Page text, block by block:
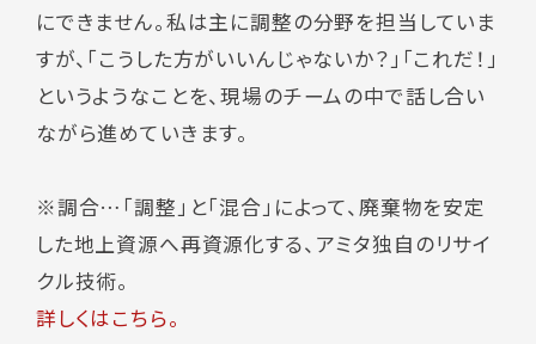
にできません。私は主に調整の分野を担当していま
すが、「こうした方がいいんじゃないか？」「これだ！」
というようなことを、現場のチームの中で話し合い
ながら進めていきます。
※調合…「調整」と「混合」によって、廃棄物を安定
した地上資源へ再資源化する、アミタ独自のリサイ
クル技術。
詳しくはこちら。